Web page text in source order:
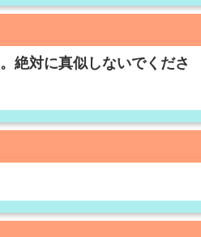
絶対に真似しないでくださ